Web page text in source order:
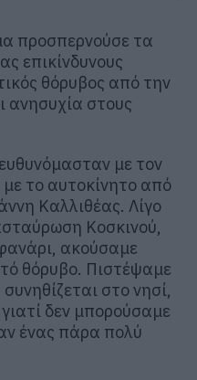
προσπερνούσε τα
επικίνδυνους
θόρυβος από την
ανησυχία στους
με τον
το αυτοκίνητο από
Καλλιθέας. Λίγο
Κοσκινού,
ακούσαμε
θόρυβο. Πιστέψαμε
στο νησί,
δεν μπορούσαμε
ένας πάρα πολύ